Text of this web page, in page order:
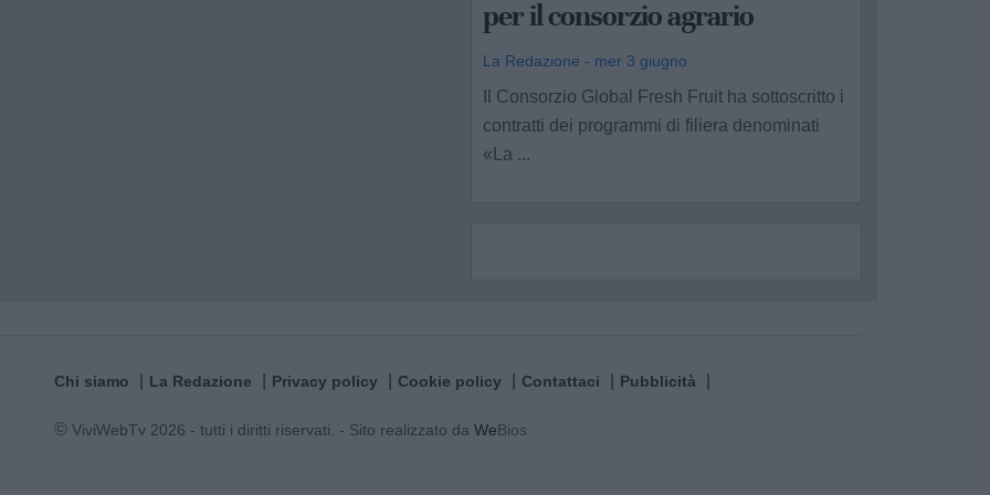
per il consorzio agrario
La Redazione - mer 3 giugno
Il Consorzio Global Fresh Fruit ha sottoscritto i
contratti dei programmi di filiera denominati
«La ...
Chi siamo La Redazione Privacy policy Cookie policy Contattaci Pubblicità
© ViviWebTv 2026 - tutti i diritti riservati. - Sito realizzato da WeBios